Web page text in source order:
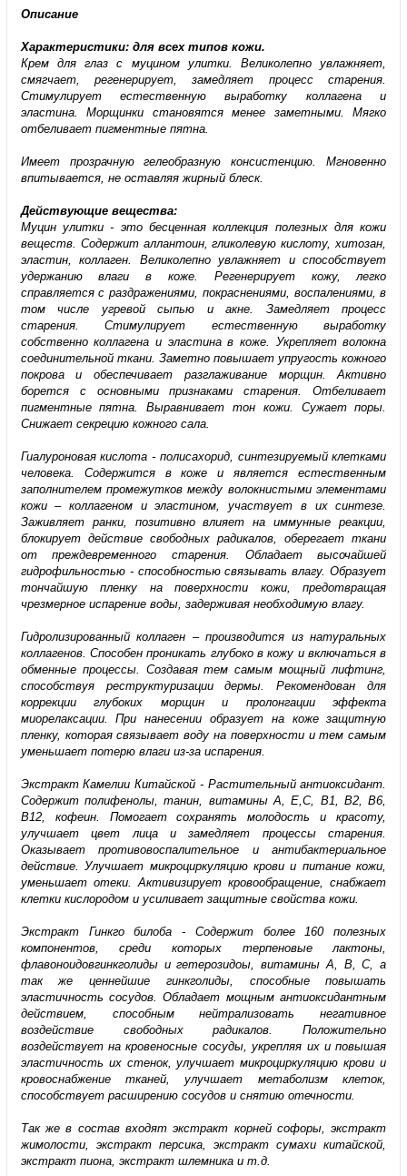
Описание
Характеристики: для всех типов кожи.
Крем для глаз с муцином улитки. Великолепно увлажняет,
смягчает, регенерирует, замедляет процесс старения.
Стимулирует естественную выработку коллагена и
эластина. Морщинки становятся менее заметными. Мягко
отбеливает пигментные пятна.
Имеет прозрачную гелеобразную консистенцию. Мгновенно
впитывается, не оставляя жирный блеск.
Действующие вещества:
Муцин улитки - это бесценная коллекция полезных для кожи
веществ. Содержит аллантоин, гликолевую кислоту, хитозан,
эластин, коллаген. Великолепно увлажняет и способствует
удержанию влаги в коже. Регенерирует кожу, легко
справляется с раздражениями, покраснениями, воспалениями, в
том числе угревой сыпью и акне. Замедляет процесс
старения. Стимулирует естественную выработку
собственно коллагена и эластина в коже. Укрепляет волокна
соединительной ткани. Заметно повышает упругость кожного
покрова и обеспечивает разглаживание морщин. Активно
борется с основными признаками старения. Отбеливает
пигментные пятна. Выравнивает тон кожи. Сужает поры.
Снижает секрецию кожного сала.
Гиалуроновая кислота - полисахорид, синтезируемый клетками
человека. Содержится в коже и является естественным
заполнителем промежутков между волокнистыми элементами
кожи – коллагеном и эластином, участвует в их синтезе.
Заживляет ранки, позитивно влияет на иммунные реакции,
блокирует действие свободных радикалов, оберегает ткани
от преждевременного старения. Обладает высочайшей
гидрофильностью - способностью связывать влагу. Образует
тончайшую пленку на поверхности кожи, предотвращая
чрезмерное испарение воды, задерживая необходимую влагу.
Гидролизированный коллаген – производится из натуральных
коллагенов. Способен проникать глубоко в кожу и включаться в
обменные процессы. Создавая тем самым мощный лифтинг,
способствуя реструктуризации дермы. Рекомендован для
коррекции глубоких морщин и пролонгации эффекта
миорелаксации. При нанесении образует на коже защитную
пленку, которая связывает воду на поверхности и тем самым
уменьшает потерю влаги из-за испарения.
Экстракт Камелии Китайской - Растительный антиоксидант.
Содержит полифенолы, танин, витамины A, E,C, В1, В2, B6,
В12, кофеин. Помогает сохранять молодость и красоту,
улучшает цвет лица и замедляет процессы старения.
Оказывает противовоспалительное и антибактериальное
действие. Улучшает микроциркуляцию крови и питание кожи,
уменьшает отеки. Активизирует кровообращение, снабжает
клетки кислородом и усиливает защитные свойства кожи.
Экстракт Гинкго билоба - Содержит более 160 полезных
компонентов, среди которых терпеновые лактоны,
флавоноидовгинкголиды и гетерозидоы, витамины А, В, С, а
так же ценнейшие гинкголиды, способные повышать
эластичность сосудов. Обладает мощным антиоксидантным
действием, способным нейтрализовать негативное
воздействие свободных радикалов. Положительно
воздействует на кровеносные сосуды, укрепляя их и повышая
эластичность их стенок, улучшает микроциркуляцию крови и
кровоснабжение тканей, улучшает метаболизм клеток,
способствует расширению сосудов и снятию отечности.
Так же в состав входят экстракт корней софоры, экстракт
жимолости, экстракт персика, экстракт сумахи китайской,
экстракт пиона, экстракт шлемника и т.д.